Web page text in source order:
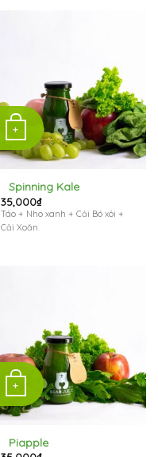
+
Spinning Kale
35,000₫
Táo + Nho xanh + Cải Bó xôi +
Cải Xoăn
+
Piapple